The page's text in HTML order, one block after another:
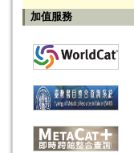
加值服務